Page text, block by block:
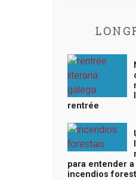
rentrée
para entender a
incendios